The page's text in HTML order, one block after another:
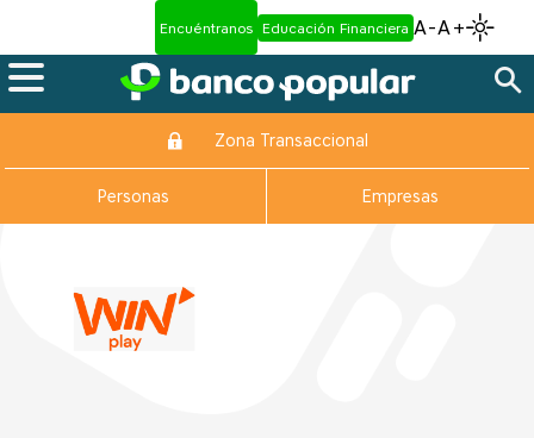
Encuéntranos Educación Financiera A-A+
Zona Transaccional
Personas Empresas